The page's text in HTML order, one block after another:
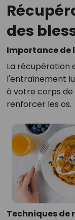
des
Importance de
La récupération
l'entraînement
à votre corps de
renforcer les os.
Techniques de